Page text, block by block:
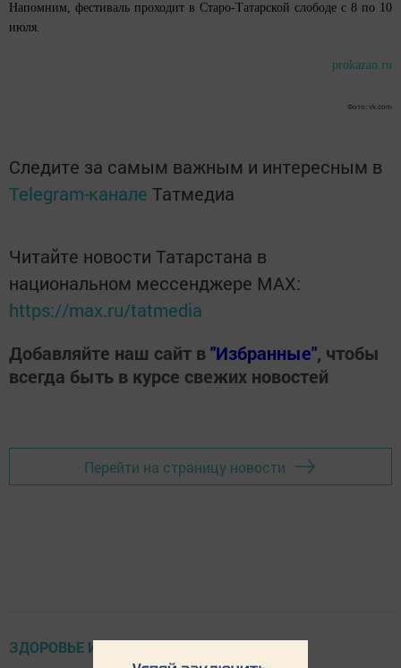
Напомним, фестиваль проходит в Старо-Татарской слободе с 8 по 10
июля.
prokazan.ru
Фото: vk.com
Следите за самым важным и интересным в
Telegram-канале Татмедиа
Читайте новости Татарстана в
национальном мессенджере MАХ:
https://max.ru/tatmedia
Добавляйте наш сайт в"Избранные", чтобы
всегда быть в курсе свежих новостей
Перейти на страницу новости
ЗДОРОВЬЕ И ОКРУЖАЮЩАЯ СРЕДА